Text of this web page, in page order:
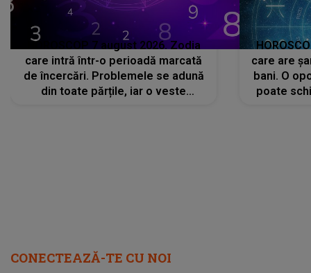
HOROSCOP 7 august 2026. Zodia
care intră într-o perioadă marcată
de încercări. Problemele se adună
din toate părțile, iar o veste
care are
bani. O
poate
CONECTEAZĂ-TE CU NOI